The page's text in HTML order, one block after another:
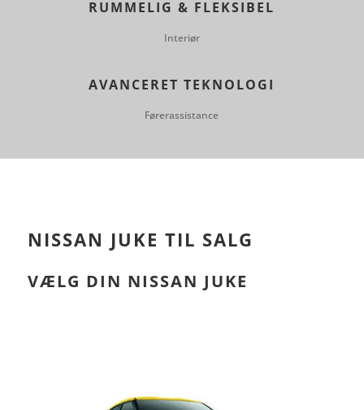
RUMMELIG & FLEKSIBEL
Interiør
AVANCERET TEKNOLOGI
Førerassistance
NISSAN JUKE TIL SALG
VÆLG DIN NISSAN JUKE